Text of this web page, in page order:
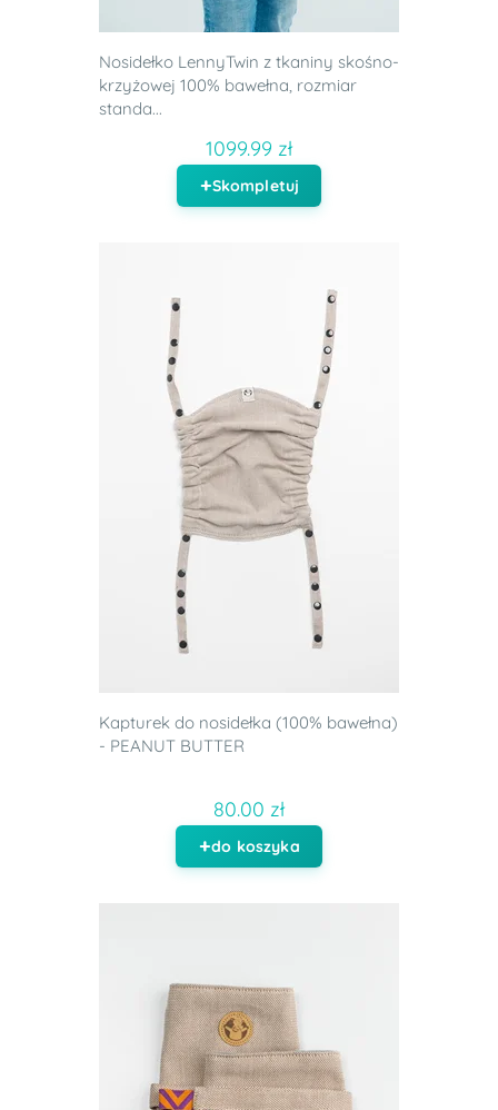
Nosidełko LennyTwin z tkaniny skośno-
krzyżowej 100% bawełna, rozmiar
standa...
1099.99 zł
Skompletuj
Kapturek do nosidełka (100% bawełna)
- PEANUT BUTTER
80.00 zł
do koszyka